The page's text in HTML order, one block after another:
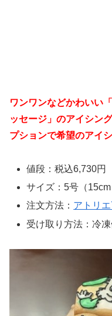
ワンワンなどかわいい
ッセージ」のアイシン
プションで希望のアイ
値段：税込6,730円
サイズ：5号（15cm
注文方法： アトリ
受け取り方法：冷